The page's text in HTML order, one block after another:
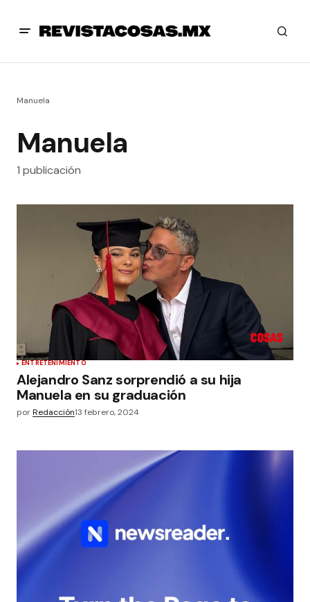
Manuela
Manuela
1 publicación
ENTRETENIMIENTO
Alejandro Sanz sorprendió a su hija
Manuela en su graduación
porRedacción13 febrero, 2024